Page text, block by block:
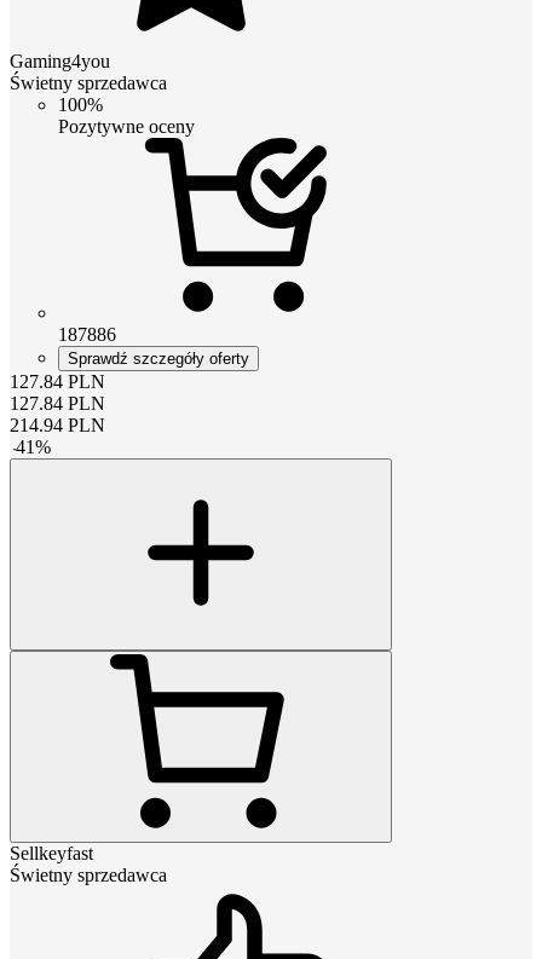
Gaming4you
Świetny sprzedawca
100%
Pozytywne oceny
187886
Sprawdź szczegóły oferty
127.84 PLN
127.84 PLN
214.94 PLN
-41%
Sellkeyfast
Świetny sprzedawca